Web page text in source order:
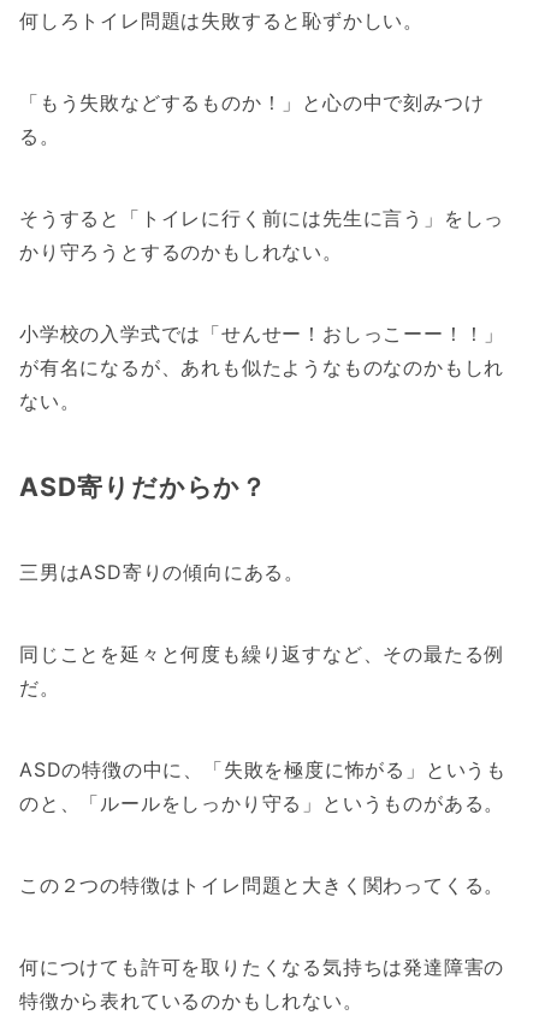
何しろトイレ問題は失敗すると恥ずかしい。
「もう失敗などするものか！」と心の中で刻みつけ
る。
そうすると「トイレに行く前には先生に言う」をしっ
かり守ろうとするのかもしれない。
小学校の入学式では「せんせー！おしっこーー！！」
が有名になるが、あれも似たようなものなのかもしれ
ない。
ASD寄りだからか？
三男はASD寄りの傾向にある。
同じことを延々と何度も繰り返すなど、その最たる例
だ。
ASDの特徴の中に、「失敗を極度に怖がる」というも
のと、「ルールをしっかり守る」というものがある。
この２つの特徴はトイレ問題と大きく関わってくる。
何につけても許可を取りたくなる気持ちは発達障害の
特徴から表れているのかもしれない。